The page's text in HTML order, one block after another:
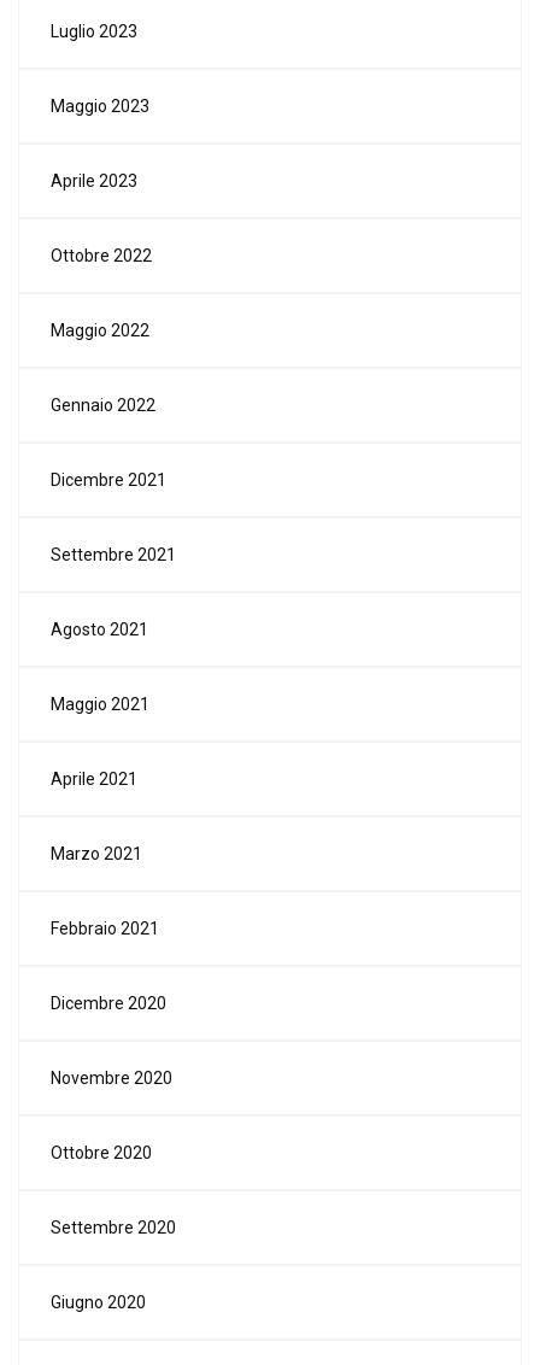
Luglio 2023
Maggio 2023
Aprile 2023
Ottobre 2022
Maggio 2022
Gennaio 2022
Dicembre 2021
Settembre 2021
Agosto 2021
Maggio 2021
Aprile 2021
Marzo 2021
Febbraio 2021
Dicembre 2020
Novembre 2020
Ottobre 2020
Settembre 2020
Giugno 2020